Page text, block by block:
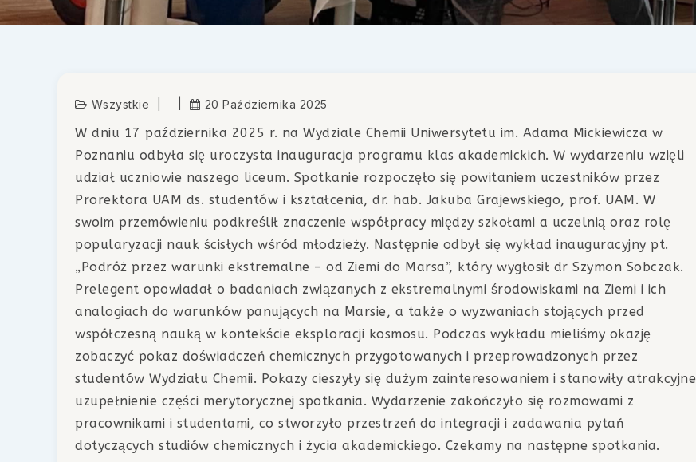
Wszystkie 20 Października 2025
W dniu 17 października 2025 r. na Wydziale Chemii Uniwersytetu im. Adama Mickiewicza w
Poznaniu odbyła się uroczysta inauguracja programu klas akademickich. W wydarzeniu wzięli
udział uczniowie naszego liceum. Spotkanie rozpoczęło się powitaniem uczestników przez
Prorektora UAM ds. studentów i kształcenia, dr. hab. Jakuba Grajewskiego, prof. UAM. W
swoim przemówieniu podkreślił znaczenie współpracy między szkołami a uczelnią oraz rolę
popularyzacji nauk ścisłych wśród młodzieży. Następnie odbył się wykład inauguracyjny pt.
„Podróż przez warunki ekstremalne – od Ziemi do Marsa”, który wygłosił dr Szymon Sobczak.
Prelegent opowiadał o badaniach związanych z ekstremalnymi środowiskami na Ziemi i ich
analogiach do warunków panujących na Marsie, a także o wyzwaniach stojących przed
współczesną nauką w kontekście eksploracji kosmosu. Podczas wykładu mieliśmy okazję
zobaczyć pokaz doświadczeń chemicznych przygotowanych i przeprowadzonych przez
studentów Wydziału Chemii. Pokazy cieszyły się dużym zainteresowaniem i stanowiły atrakcyjne
uzupełnienie części merytorycznej spotkania. Wydarzenie zakończyło się rozmowami z
pracownikami i studentami, co stworzyło przestrzeń do integracji i zadawania pytań
dotyczących studiów chemicznych i życia akademickiego. Czekamy na następne spotkania.